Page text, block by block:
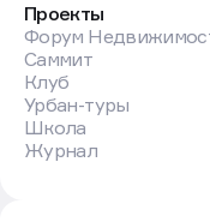
Проекты
Форум
Саммит
Клуб
Урбан-туры
Школа
Журнал